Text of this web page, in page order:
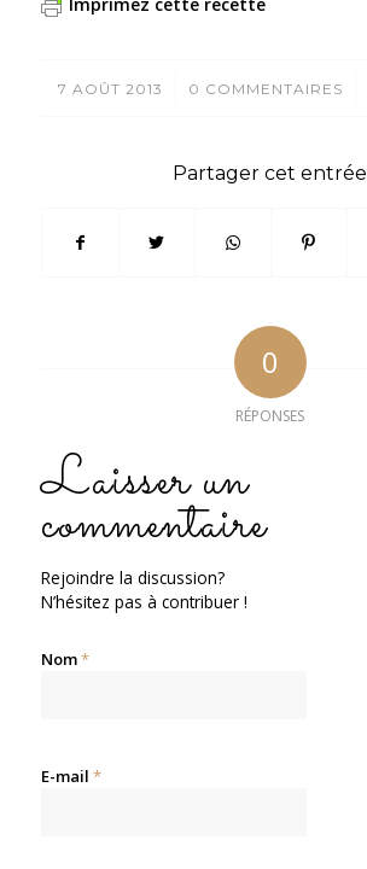
7 AOÛT 2013
/ 0 COMMENTAIRES
/
Partager cet entrée
0
RÉPONSES
Laisser un
commentaire
Rejoindre la discussion?
N’hésitez pas à contribuer !
Nom*
E-mail *